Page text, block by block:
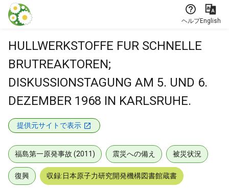
本文に飛ぶ
ヘルプEnglish
HULLWERKSTOFFE FUR SCHNELLE
BRUTREAKTOREN;
DISKUSSIONSTAGUNG AM 5. UND 6.
DEZEMBER 1968 IN KARLSRUHE.
提供元サイトで表示
福島第一原発事故 (2011) 震災への備え 被災状況
復興 収録:日本原子力研究開発機構図書館蔵書